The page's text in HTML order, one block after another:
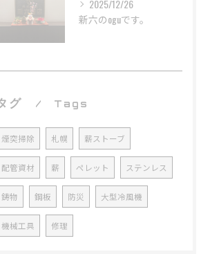
2025/12/26
新六のoguです。
グ Tags
煙突掃除 札幌 薪ストーブ
配管資材 薪 ペレット ステンレス
鋳物 鋼板 防災 大型冷風機
機械工具 修理